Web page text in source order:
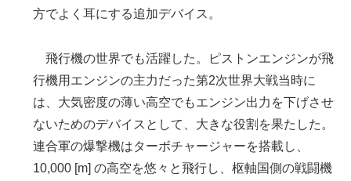
方でよく耳にする追加デバイス。
飛行機の世界でも活躍した。ピストンエンジンが飛
行機用エンジンの主力だった第2次世界大戦当時に
は、大気密度の薄い高空でもエンジン出力を下げさせ
ないためのデバイスとして、大きな役割を果たした。
連合軍の爆撃機はターボチャージャーを搭載し、
10,000 [m] の高空を悠々と飛行し、枢軸国側の戦闘機